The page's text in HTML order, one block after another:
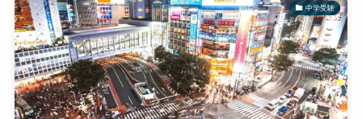
中学受験